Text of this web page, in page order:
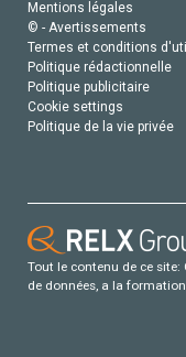
Mentions légales
© - Avertissements
Termes et conditions
Politique rédactionnelle
Politique publicitaire
Cookie settings
Politique de la vie privée
Tout le contenu de ce
de données, a la